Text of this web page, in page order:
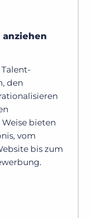
den
bieten
vom
bis zum